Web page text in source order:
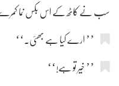
سب نے کاٹھ کے اس بکس نما کمرے
’’ ارے کیا ہے بھئی۔‘‘
’’ خیر تو ہے!‘‘